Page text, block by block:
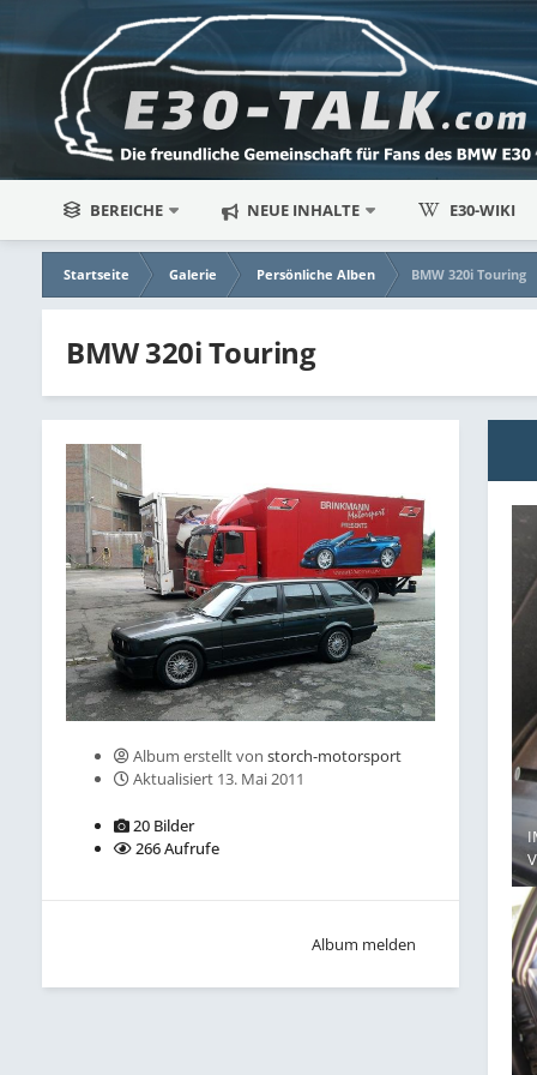
BEREICHE NEUE INHALTE E30-WIKI
Startseite Galerie Persönliche Alben BMW 320i Touring
BMW 320i Touring
Album erstellt vonstorch-motorsport
Aktualisiert 13. Mai 2011
20 Bilder
266 Aufrufe
Album melden